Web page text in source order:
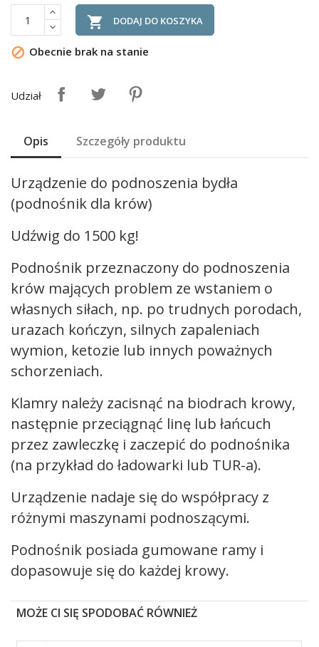
 DODAJ DO KOSZYKA
 Obecnie brak na stanie
Udział
Opis Szczegóły produktu
Urządzenie do podnoszenia bydła
(podnośnik dla krów)
Udźwig do 1500 kg!
Podnośnik przeznaczony do podnoszenia
krów mających problem ze wstaniem o
własnych siłach, np. po trudnych porodach,
urazach kończyn, silnych zapaleniach
wymion, ketozie lub innych poważnych
schorzeniach.
Klamry należy zacisnąć na biodrach krowy,
następnie przeciągnąć linę lub łańcuch
przez zawleczkę i zaczepić do podnośnika
(na przykład do ładowarki lub TUR-a).
Urządzenie nadaje się do współpracy z
różnymi maszynami podnoszącymi.
Podnośnik posiada gumowane ramy i
dopasowuje się do każdej krowy.
MOŻE CI SIĘ SPODOBAĆ RÓWNIEŻ